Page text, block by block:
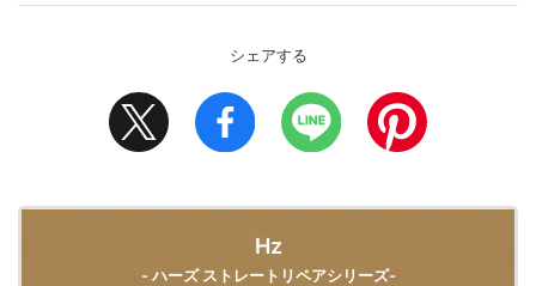
Hz
- ハーズ ストレートリペアシリーズ-
シェアする